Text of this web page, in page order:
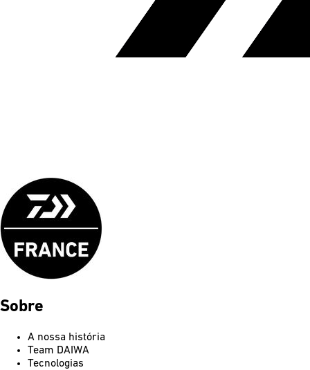
Sobre
A nossa história
Team DAIWA
Tecnologias